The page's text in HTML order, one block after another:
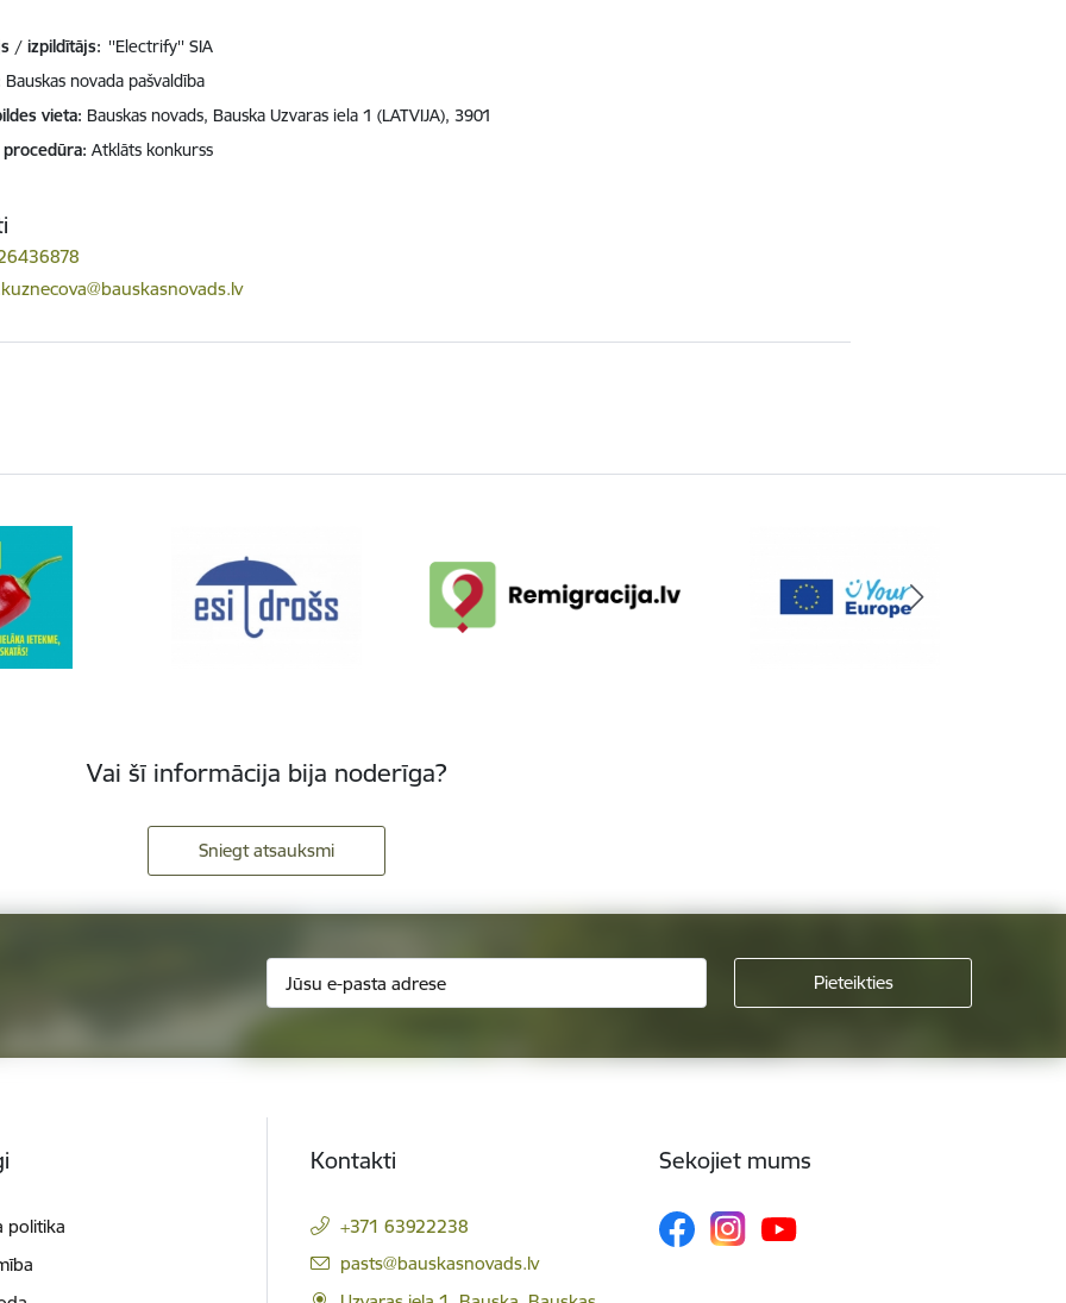
/ izpildītājs: ''Electrify'' SIA
Bauskas novada pašvaldība
vieta Bauskas novads, Bauska Uzvaras iela 1 (LATVIJA), 3901
Atklāts konkurss
Vai šī informācija bija noderīga?
Sniegt atsauksmi
politika
Kontakti
+371 63922238
E-pasts:
pasts@bauskasnovads.lv
Sekojiet mums